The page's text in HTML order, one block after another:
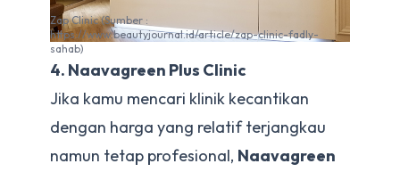
Zap Clinic (Sumber :
https://www.beautyjournal.id/article/zap-clinic-fadly-
sahab)
4. Naavagreen Plus Clinic
Jika kamu mencari klinik kecantikan
dengan harga yang relatif terjangkau
namun tetap profesional, Naavagreen